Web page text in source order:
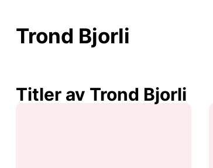
Trond Bjorli
Titler av Trond Bjorli